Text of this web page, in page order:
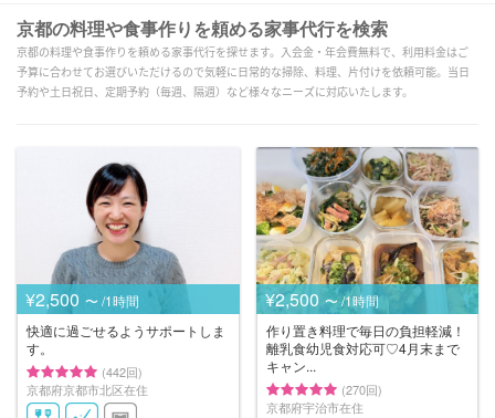
京都の料理や食事作りを頼める家事代行を検索
京都の料理や食事作りを頼める家事代行を探せます。入会金・年会費無料で、利用料金はご
予算に合わせてお選びいただけるので気軽に日常的な掃除、料理、片付けを依頼可能。当日
予約や土日祝日、定期予約（毎週、隔週）など様々なニーズに対応いたします。
¥2,500 〜 /1時間
快適に過ごせるようサポートしま
す。
(442回)
京都府京都市北区在住
¥2,500 〜 /1時間
作り置き料理で毎日の負担軽減！
離乳食幼児食対応可♡4月末まで
キャン...
(270回)
京都府宇治市在住